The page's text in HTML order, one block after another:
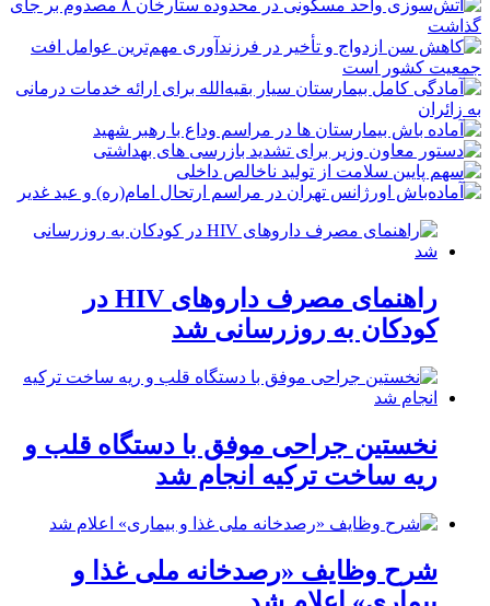
راهنمای مصرف داروهای HIV در
کودکان به روزرسانی شد
نخستین جراحی موفق با دستگاه قلب و
ریه ساخت ترکیه انجام شد
شرح وظایف «رصدخانه ملی غذا و